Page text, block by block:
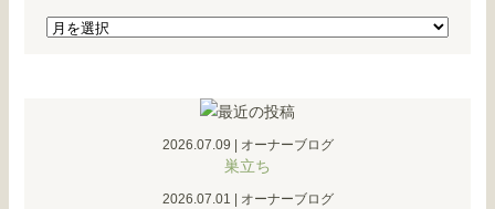
2026.07.09 オーナーブログ
巣立ち
2026.07.01 オーナーブログ